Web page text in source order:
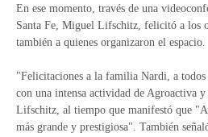
En ese momento, través de una
Santa Fe, Miguel Lifschitz, felicitó a los
también a quienes organizaron el espacio.
"Felicitaciones a la familia Nardi, a
con una intensa actividad de Agroactiva
Lifschitz, al tiempo que manifestó que
más grande y prestigiosa". También